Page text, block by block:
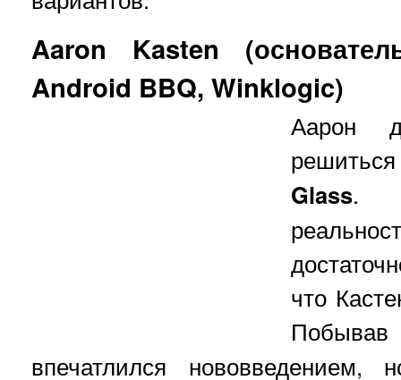
Aaron Kasten
Android BBQ, Winklogic)
Аарон
Glass.
что
впечатлился нововведением,